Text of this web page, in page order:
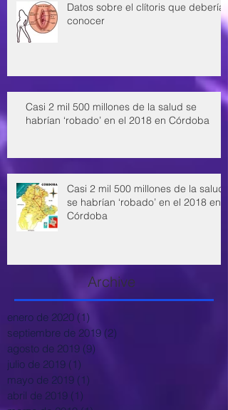
Datos sobre el clítoris que deberías
conocer
Casi 2 mil 500 millones de la salud se
habrían ‘robado’ en el 2018 en Córdoba
Casi 2 mil 500 millones de la salud
se habrían ‘robado’ en el 2018 en
Córdoba
Archive
enero de 2020 (1)
septiembre de 2019 (2)
agosto de 2019 (9)
julio de 2019 (1)
mayo de 2019 (1)
abril de 2019 (1)